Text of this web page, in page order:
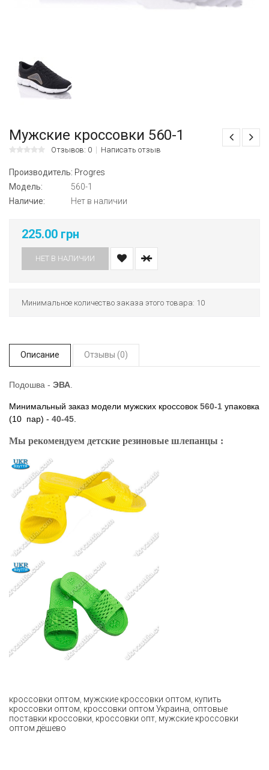
Мужские кроссовки 560-1
Отзывов: 0 Написать отзыв
Производитель: Progres
Модель:
560-1
Наличие:
Нет в наличии
225.00 грн
НЕТ В НАЛИЧИИ
Минимальное количество заказа этого товара: 10
Описание Отзывы (0)
Подошва - ЭВА
Минимальный заказ модели мужских кроссовок 560-1 упаковка
(10 пар) - 40-45
Мы рекомендуем детские резиновые шлепанцы :
кроссовки оптом мужские кроссовки оптом купить
кроссовки оптом кроссовки оптом Украина оптовые
поставки кроссовки кроссовки опт мужские кроссовки
оптом дёшево